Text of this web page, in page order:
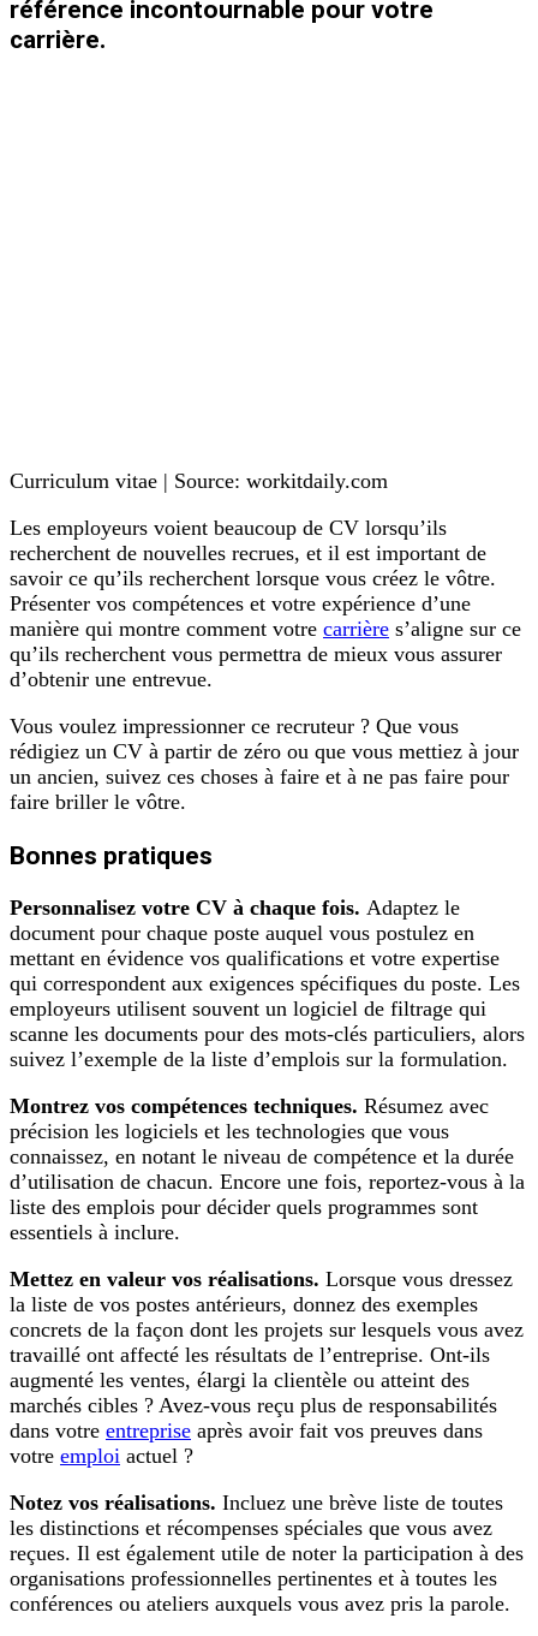
référence incontournable pour votre
carrière.
Curriculum vitae | Source: workitdaily.com
Les employeurs voient beaucoup de CV lorsqu’ils
recherchent de nouvelles recrues, et il est important de
savoir ce qu’ils recherchent lorsque vous créez le vôtre.
Présenter vos compétences et votre expérience d’une
manière qui montre comment votre carrière s’aligne sur ce
qu’ils recherchent vous permettra de mieux vous assurer
d’obtenir une entrevue.
Vous voulez impressionner ce recruteur ? Que vous
rédigiez un CV à partir de zéro ou que vous mettiez à jour
un ancien, suivez ces choses à faire et à ne pas faire pour
faire briller le vôtre.
Bonnes pratiques
Personnalisez votre CV à chaque fois. Adaptez le
document pour chaque poste auquel vous postulez en
mettant en évidence vos qualifications et votre expertise
qui correspondent aux exigences spécifiques du poste. Les
employeurs utilisent souvent un logiciel de filtrage qui
scanne les documents pour des mots-clés particuliers, alors
suivez l’exemple de la liste d’emplois sur la formulation.
Montrez vos compétences techniques. Résumez avec
précision les logiciels et les technologies que vous
connaissez, en notant le niveau de compétence et la durée
d’utilisation de chacun. Encore une fois, reportez-vous à la
liste des emplois pour décider quels programmes sont
essentiels à inclure.
Mettez en valeur vos réalisations. Lorsque vous dressez
la liste de vos postes antérieurs, donnez des exemples
concrets de la façon dont les projets sur lesquels vous avez
travaillé ont affecté les résultats de l’entreprise. Ont-ils
augmenté les ventes, élargi la clientèle ou atteint des
marchés cibles ? Avez-vous reçu plus de responsabilités
dans votre entreprise après avoir fait vos preuves dans
votre emploi actuel ?
Notez vos réalisations. Incluez une brève liste de toutes
les distinctions et récompenses spéciales que vous avez
reçues. Il est également utile de noter la participation à des
organisations professionnelles pertinentes et à toutes les
conférences ou ateliers auxquels vous avez pris la parole.